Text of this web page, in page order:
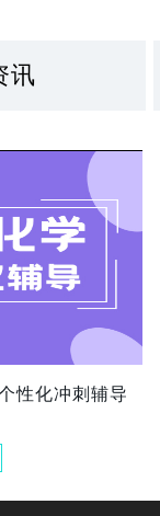
讯
性化冲刺辅导